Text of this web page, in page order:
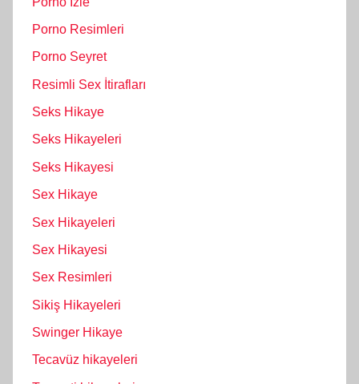
Porno Resimleri
Porno Seyret
Resimli Sex İtirafları
Seks Hikaye
Seks Hikayeleri
Seks Hikayesi
Sex Hikaye
Sex Hikayeleri
Sex Hikayesi
Sex Resimleri
Sikiş Hikayeleri
Swinger Hikaye
Tecavüz hikayeleri